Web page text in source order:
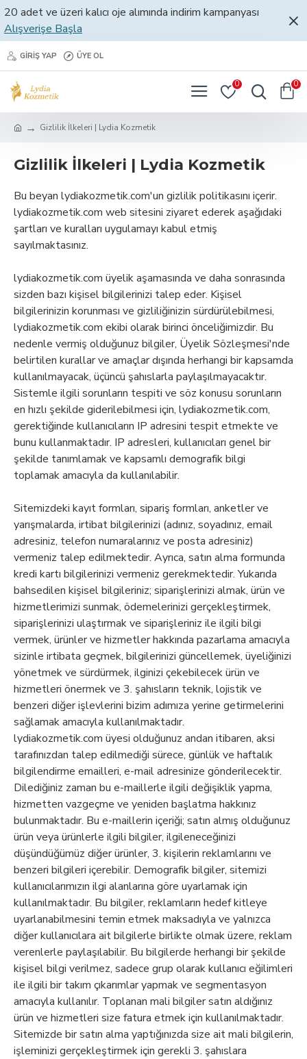
20 adet ve üzeri kalıcı oje alımında indirim kampanyası
Alışverişe Başla
GIRIŞ YAP ÜYE OL
0 0
Gizlilik İlkeleri | Lydia Kozmetik
Gizlilik İlkeleri | Lydia Kozmetik
Bu beyan lydiakozmetik.com'un gizlilik politikasını içerir.
lydiakozmetik.com web sitesini ziyaret ederek aşağıdaki
şartları ve kuralları uygulamayı kabul etmiş
sayılmaktasınız.
lydiakozmetik.com üyelik aşamasında ve daha sonrasında
sizden bazı kişisel bilgilerinizi talep eder. Kişisel
bilgilerinizin korunması ve gizliliğinizin sürdürülebilmesi,
lydiakozmetik.com ekibi olarak birinci önceliğimizdir. Bu
nedenle vermiş olduğunuz bilgiler, Üyelik Sözleşmesi'nde
belirtilen kurallar ve amaçlar dışında herhangi bir kapsamda
kullanılmayacak, üçüncü şahıslarla paylaşılmayacaktır.
Sistemle ilgili sorunların tespiti ve söz konusu sorunların
en hızlı şekilde giderilebilmesi için, lydiakozmetik.com,
gerektiğinde kullanıcıların IP adresini tespit etmekte ve
bunu kullanmaktadır. IP adresleri, kullanıcıları genel bir
şekilde tanımlamak ve kapsamlı demografik bilgi
toplamak amacıyla da kullanılabilir.
Sitemizdeki kayıt formları, sipariş formları, anketler ve
yarışmalarda, irtibat bilgilerinizi (adınız, soyadınız, email
adresiniz, telefon numaralarınız ve posta adresiniz)
vermeniz talep edilmektedir. Ayrıca, satın alma formunda
kredi kartı bilgilerinizi vermeniz gerekmektedir. Yukarıda
bahsedilen kişisel bilgileriniz; siparişlerinizi almak, ürün ve
hizmetlerimizi sunmak, ödemelerinizi gerçekleştirmek,
siparişlerinizi ulaştırmak ve siparişleriniz ile ilgili bilgi
vermek, ürünler ve hizmetler hakkında pazarlama amacıyla
sizinle irtibata geçmek, bilgilerinizi güncellemek, üyeliğinizi
yönetmek ve sürdürmek, ilginizi çekebilecek ürün ve
hizmetleri önermek ve 3. şahısların teknik, lojistik ve
benzeri diğer işlevlerini bizim adımıza yerine getirmelerini
sağlamak amacıyla kullanılmaktadır.
lydiakozmetik.com üyesi olduğunuz andan itibaren, aksi
tarafınızdan talep edilmediği sürece, günlük ve haftalık
bilgilendirme emailleri, e-mail adresinize gönderilecektir.
Dilediğiniz zaman bu e-maillerle ilgili değişiklik yapma,
hizmetten vazgeçme ve yeniden başlatma hakkınız
bulunmaktadır. Bu e-maillerin içeriği; satın almış olduğunuz
ürün veya ürünlerle ilgili bilgiler, ilgileneceğinizi
düşündüğümüz diğer ürünler, 3. kişilerin reklamlarını ve
benzeri bilgileri içerebilir. Demografik bilgiler, sitemizi
kullanıcılarımızın ilgi alanlarına göre uyarlamak için
kullanılmaktadır. Bu bilgiler, reklamların hedef kitleye
uyarlanabilmesini temin etmek maksadıyla ve yalnızca
diğer kullanıcılara ait bilgilerle birlikte olmak üzere, reklam
verenlerle paylaşılabilir. Bu bilgilerde herhangi bir şekilde
kişisel bilgi verilmez, sadece grup olarak kullanıcı eğilimleri
ile ilgili bir takım çıkarımlar yapmak ve segmentasyon
amacıyla kullanılır. Toplanan mali bilgiler satın aldığınız
ürün ve hizmetleri size fatura etmek için kullanılmaktadır.
Sitemizde bir satın alma yaptığınızda size ait mali bilgilerin,
işleminizi gerçekleştirmek için gerekli 3. şahıslara